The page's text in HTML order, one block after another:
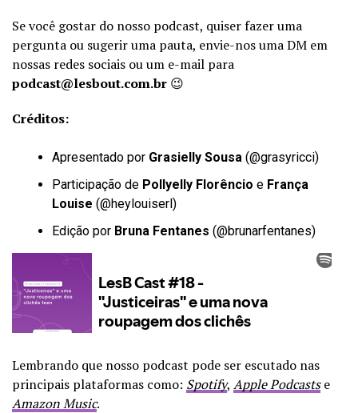
Se você gostar do nosso podcast, quiser fazer uma
pergunta ou sugerir uma pauta, envie-nos uma DM em
nossas redes sociais ou um e-mail para
podcast@lesbout.com.br 😉
Créditos:
Apresentado por Grasielly Sousa (@grasyricci)
Participação de Pollyelly Florêncio e França
Louise (@heylouiserl)
Edição por Bruna Fentanes (@brunarfentanes)
Lembrando que nosso podcast pode ser escutado nas
principais plataformas como: Spotify, Apple Podcastse
Amazon Music.